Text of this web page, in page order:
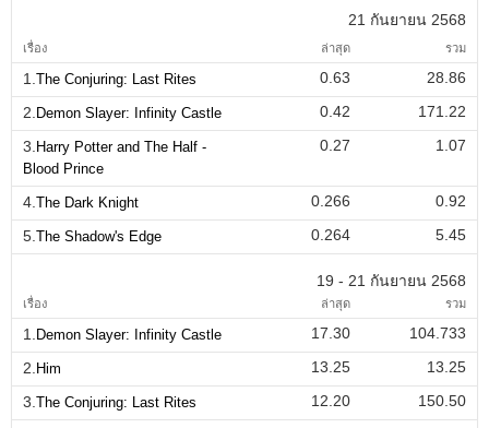
21 กันยายน 2568
เรื่อง ล่าสุด รวม
1. The Conjuring: Last Rites 0.63
28.86
2. Demon Slayer: Infinity Castle 0.42
171.22
3. Harry Potter and The Half -
Blood Prince
0.27 1.07
4. The Dark Knight 0.266
0.92
5. The Shadow's Edge 0.264 5.45
19 - 21 กันยายน 2568
เรื่อง ล่าสุด รวม
1. Demon Slayer: Infinity Castle 17.30
104.733
2. Him 13.25
13.25
3. The Conjuring: Last Rites 12.20
150.50